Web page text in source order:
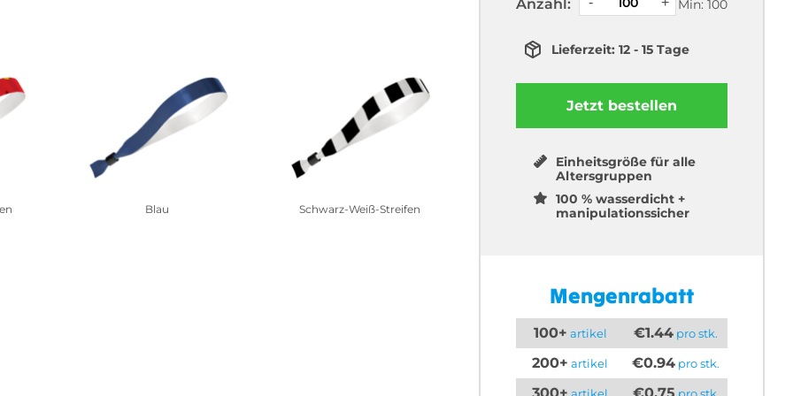
Blau Schwarz-Weiß-Streifen
Anzahl: Min: 100
Lieferzeit: 12 - 15 Tage
Jetzt bestellen
Einheitsgröße für alle
Altersgruppen
100 % wasserdicht +
manipulationssicher
Mengenrabatt
100+ artikel €1.44 pro stk.
200+ artikel €0.94 pro stk.